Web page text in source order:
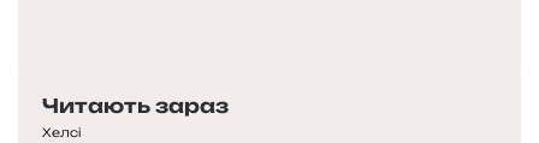
р
е
т
у
Читають зараз
Хелсі